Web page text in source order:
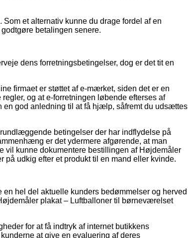
et alternativ kunne du drage fordel af en
betalingen senere.
dens forretningsbetingelser, dog er det tit en
firmaet er støttet af e-mærket, siden det er en
og at e-forretningen løbende efterses af
en god anledning til at få hjælp, såfremt du udsættes
betingelser der har indflydelse på
er det ydermere afgørende, at man
vil kunne dokumentere bestillingen af Højdemåler
udkig efter et produkt til en mand eller kvinde.
hel del aktuelle kunders bedømmelser og herved
plakat – Luftballoner til børneværelset
for at få indtryk af internet butikkens
at give en evaluering af deres